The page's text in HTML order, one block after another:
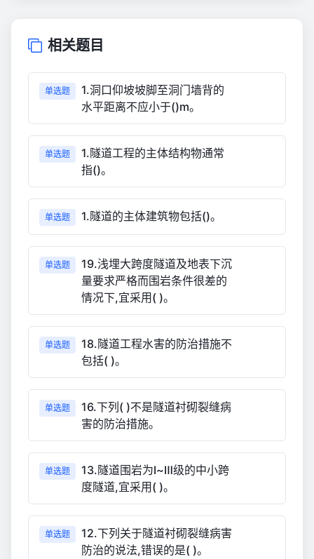
相关题目
单选题
1.洞口仰坡坡脚至洞门墙背的
水平距离不应小于()m。
单选题
1.隧道工程的主体结构物通常
指()。
单选题 1.隧道的主体建筑物包括()。
单选题
19.浅埋大跨度隧道及地表下沉
量要求严格而围岩条件很差的
情况下,宜采用( )。
单选题
18.隧道工程水害的防治措施不
包括( )。
单选题
16.下列( )不是隧道衬砌裂缝病
害的防治措施。
单选题
13.隧道围岩为Ⅰ~Ⅲ级的中小跨
度隧道,宜采用( )。
单选题
12.下列关于隧道衬砌裂缝病害
防治的说法,错误的是( )。